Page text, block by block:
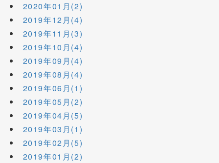
2020年01月(2)
2019年12月(4)
2019年11月(3)
2019年10月(4)
2019年09月(4)
2019年08月(4)
2019年06月(1)
2019年05月(2)
2019年04月(5)
2019年03月(1)
2019年02月(5)
2019年01月(2)